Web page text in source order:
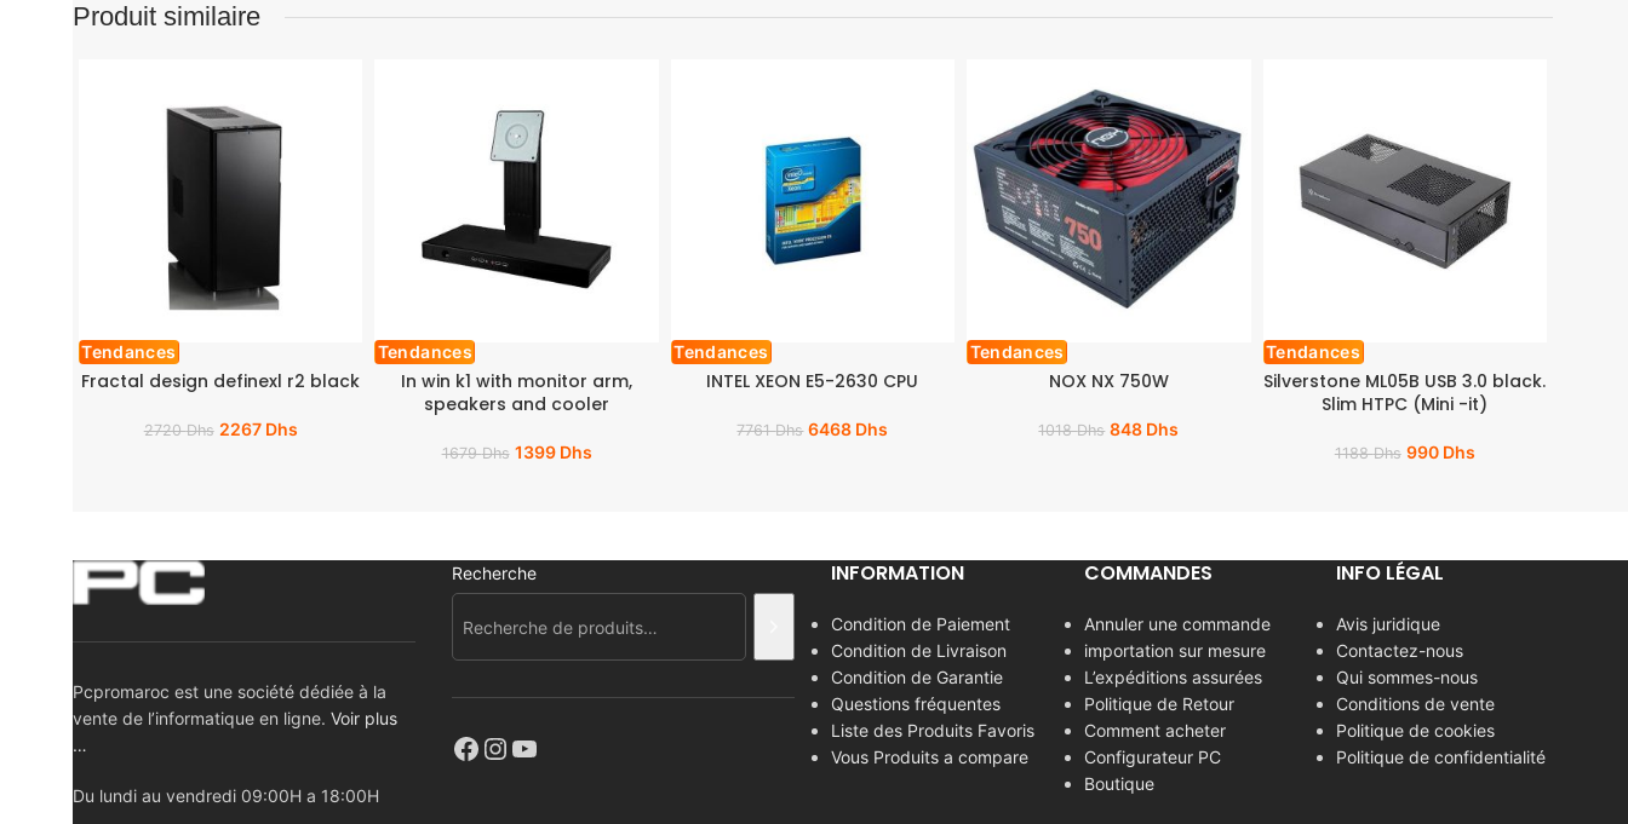
Produit similaire
Tendances
Fractal design definexl r2 black
2720Dhs 2267 Dhs
Tendances
In win k1 with monitor arm,
speakers and cooler
1679Dhs 1399 Dhs
Tendances
INTEL XEON E5-2630 CPU
7761Dhs 6468 Dhs
Tendances
NOX NX 750W
1018Dhs 848 Dhs
Tendances
Silverstone ML05B USB 3.0 black.
Slim HTPC (Mini -it)
1188Dhs 990 Dhs
Pcpromaroc est une société dédiée à la
vente de l’informatique en ligne. Voir plus
…
Du lundi au vendredi 09:00H a 18:00H
Recherche INFORMATION
Condition de Paiement
Condition de Livraison
Condition de Garantie
Questions fréquentes
Liste des Produits Favoris
Vous Produits a compare
COMMANDES
Annuler une commande
importation sur mesure
L’expéditions assurées
Politique de Retour
Comment acheter
Configurateur PC
Boutique
INFO LÉGAL
Avis juridique
Contactez-nous
Qui sommes-nous
Conditions de vente
Politique de cookies
Politique de confidentialité